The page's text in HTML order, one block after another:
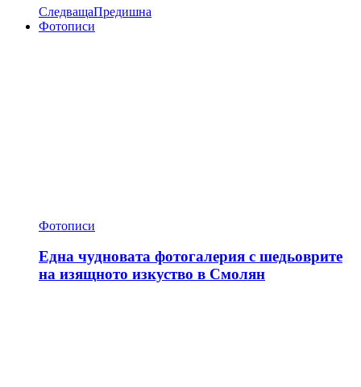
СледващаПредишна
Фотописи
Фотописи
Една чудновата фотогалерия с шедьоврите
на изящното изкуство в Смолян